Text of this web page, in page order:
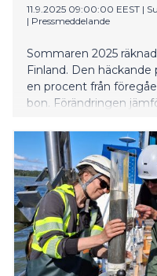
11.9.2025 09:00:00 EEST |
| Pressmeddelande
Sommaren 2025
Finland. Den
en procent från
bon. Förändringen
procent, med 32 190